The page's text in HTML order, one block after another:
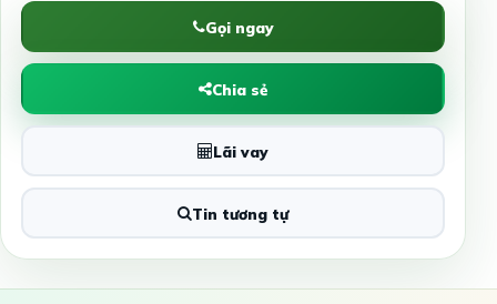
Gọi ngay
Chia sẻ
Lãi vay
Tin tương tự